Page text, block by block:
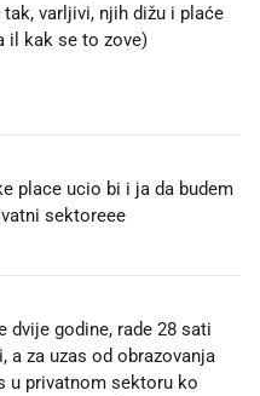
varljivi, njih dižu i plaće
il kak se to zove)
place ucio bi i ja da budem
sektoreee
dvije godine, rade 28 sati
a za uzas od obrazovanja
u privatnom sektoru ko